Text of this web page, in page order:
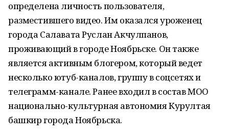
определена личность пользователя,
разместившего видео. Им оказался уроженец
города Салавата Руслан Акчулпанов,
проживающий в городе Ноябрьске. Он также
является активным блогером, который ведет
несколько ютуб-каналов, группу в соцсетях и
телеграмм-канале. Ранее входил в состав МОО
национально-культурная автономия Курултая
башкир города Ноябрьска.